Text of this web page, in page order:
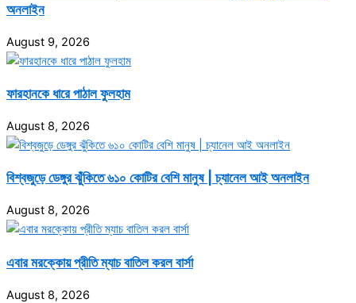
অনলাইন
August 9, 2026
ফারহানকে ধারে পাঠাল ফুলহাম
August 8, 2026
বিশ্বজুড়ে ডেঙ্গুর ঝুঁকিতে ৬১০ কোটির বেশি মানুষ | চ্যানেল আই অনলাইন
August 8, 2026
এবার মরক্কোয় প্রীতি ম্যাচ বাতিল করল বার্সা
August 8, 2026